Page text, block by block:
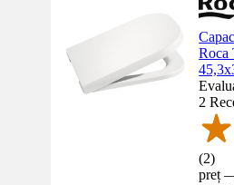
Roca
2
(2)
preț